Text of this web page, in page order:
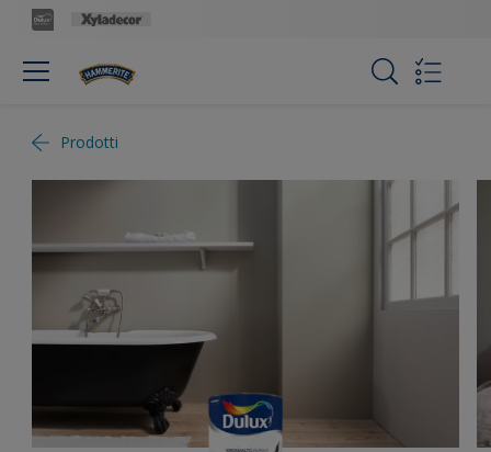
Prodotti